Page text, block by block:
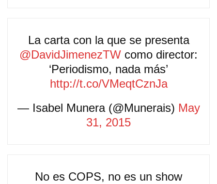
La carta con la que se presenta
@DavidJimenezTW como director:
‘Periodismo, nada más’
http://t.co/VMeqtCznJa
— Isabel Munera (@Munerais) May
31, 2015
No es COPS, no es un show